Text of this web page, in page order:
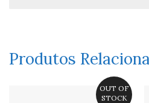
Produtos
OUT OF
STOCK